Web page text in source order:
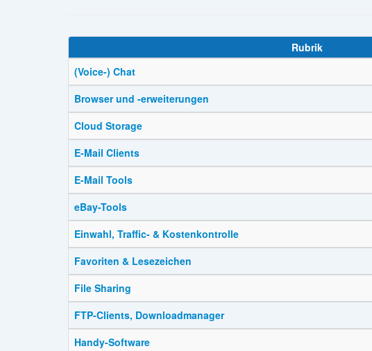
Rubrik
(Voice-) Chat
Browser und -erweiterungen
Cloud Storage
E-Mail Clients
E-Mail Tools
eBay-Tools
Einwahl, Traffic- & Kostenkontrolle
Favoriten & Lesezeichen
File Sharing
FTP-Clients, Downloadmanager
Handy-Software